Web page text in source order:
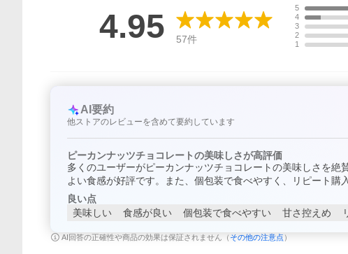
4.95 57件
5
4
3
2
1
AI要約
他ストアのレビューを含めて要約しています
ピーカンナッツチョコレートの美味しさが高評価
多くのユーザーがピーカンナッツチョコレートの美味しさを
よい食感が好評です。また、個包装で食べやすく、リピート購
良い点
美味しい
食感が良い 個包装で食べやすい 甘さ控えめ
AI回答の正確性や商品の効果は保証されません（ その他の注意点 ）